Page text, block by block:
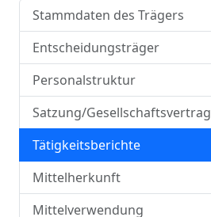
Stammdaten des Trägers
Entscheidungsträger
Personalstruktur
Satzung/Gesellschaftsvertrag
Tätigkeitsberichte
Mittelherkunft
Mittelverwendung